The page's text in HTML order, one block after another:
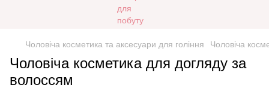
Чоловіча косметика та аксесуари для гоління Чоловіча
Чоловіча косметика для догляду за
волоссям